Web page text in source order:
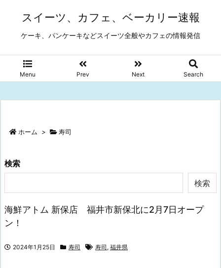
スイーツ、カフェ、ベーカリー速報
ケーキ、パンケーキなどスイーツ全般やカフェの情報発信
Menu Prev Next Search
ホーム > 寿司
検索
検索
海鮮アトム 新保店 福井市新保北に2月7日オープ
ン！
2024年1月25日 寿司 寿司 , 福井県